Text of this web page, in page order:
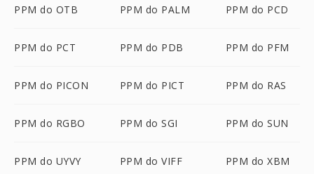
PPM do OTB PPM do PALM PPM do PCD
PPM do PCT PPM do PDB PPM do PFM
PPM do PICON PPM do PICT PPM do RAS
PPM do RGBO PPM do SGI PPM do SUN
PPM do UYVY PPM do VIFF PPM do XBM